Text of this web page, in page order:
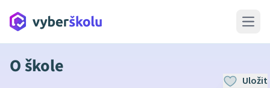
Open
O škole
Uložit